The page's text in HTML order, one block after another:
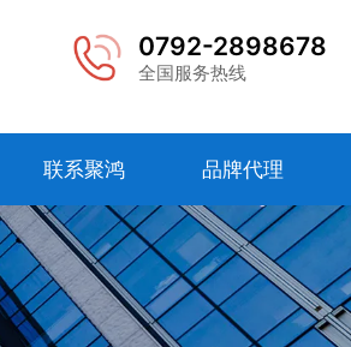
0792-2898678
全国服务热线
联系聚鸿 品牌代理